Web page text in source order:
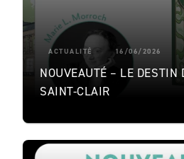
ACTUALITÉ 16/06/2026
NOUVEAUTÉ – LE
SAINT-CLAIR